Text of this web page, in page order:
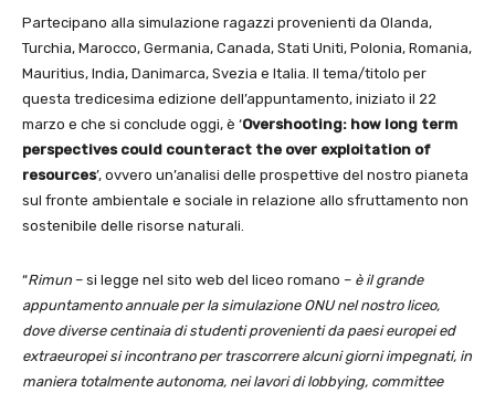
Partecipano alla simulazione ragazzi provenienti da Olanda,
Turchia, Marocco, Germania, Canada, Stati Uniti, Polonia, Romania,
Mauritius, India, Danimarca, Svezia e Italia. Il tema/titolo per
questa tredicesima edizione dell’appuntamento, iniziato il 22
marzo e che si conclude oggi, è ‘Overshooting: how long term
perspectives could counteract the over exploitation of
resources’, ovvero un’analisi delle prospettive del nostro pianeta
sul fronte ambientale e sociale in relazione allo sfruttamento non
sostenibile delle risorse naturali.
“Rimun – si legge nel sito web del liceo romano – è il grande
appuntamento annuale per la simulazione ONU nel nostro liceo,
dove diverse centinaia di studenti provenienti da paesi europei ed
extraeuropei si incontrano per trascorrere alcuni giorni impegnati, in
maniera totalmente autonoma, nei lavori di lobbying, committee